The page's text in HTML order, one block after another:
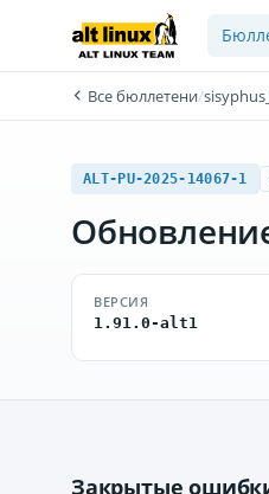
Все бюллетени/
ALT-PU-2025-14067-1
ВЕРСИЯ
1.91.0-alt1
Закрытые